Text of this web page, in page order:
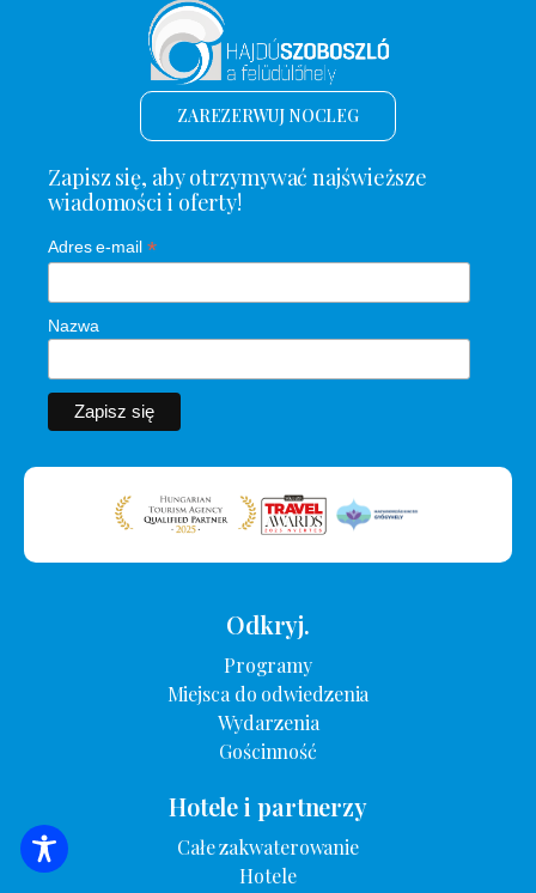
WYSZUKIWANIE ZAKWATEROWANIA
ZAREZERWUJ NOCLEG
Zapisz się, aby otrzymywać najświeższe
wiadomości i oferty!
Adres e-mail *
Nazwa
Odkryj.
Programy
Miejsca do odwiedzenia
Wydarzenia
Gościnność
Hotele i partnerzy
Całe zakwaterowanie
Hotele